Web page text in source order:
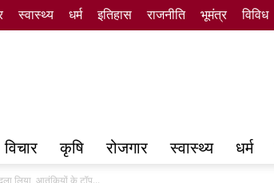
स्वास्थ्य धर्म इतिहास राजनीति भूमंत्र विविध
विचार कृषि रोजगार स्वास्थ्य धर्म
लिया, आतंकियों के टॉप...